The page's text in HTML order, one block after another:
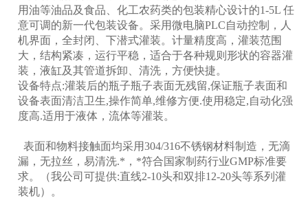
用油等油品及食品、化工农药类的包装精心设计的1-5L 任
意可调的新一代包装设备。采用微电脑PLC自动控制，人
机界面，全封闭、下潜式灌装。计量精度高，灌装范围
大，结构紧凑，运行平稳，适合于各种规则形状的容器灌
装，液缸及其管道拆卸、清洗，方便快捷。
设备特点:灌装后的瓶子瓶子表面无残留,保证瓶子表面和
设备表面清洁卫生,操作简单,维修方便.使用稳定,自动化强
度高.适用于液体，流体等灌装。
表面和物料接触面均采用304/316不锈钢材料制造，无滴
漏，无拉丝，易清洗.*，*符合国家制药行业GMP标准要
求。（我公司可提供:直线2-10头和双排12-20头等系列灌
装机）。